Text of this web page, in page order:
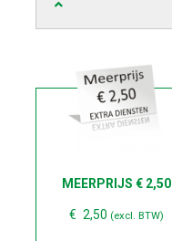
MEERPRIJS € 2,50
€ 2,50 (excl. BTW)